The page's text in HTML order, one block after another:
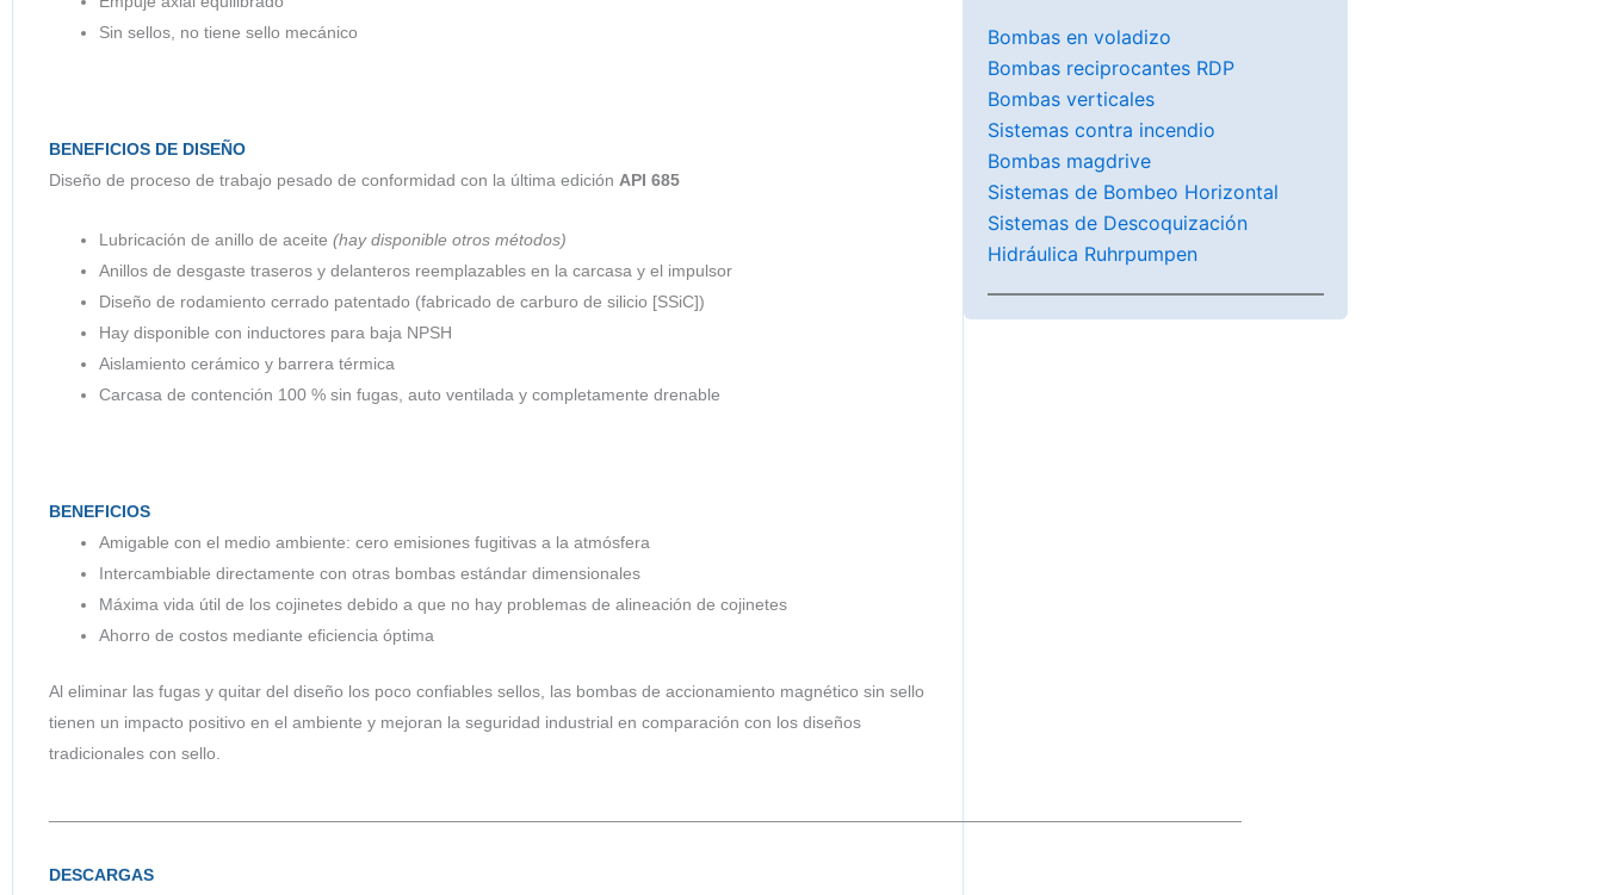
Sin sellos, no tiene sello mecánico
BENEFICIOS DE DISEÑO
Diseño de proceso de trabajo pesado de conformidad con la última edición API 685
Lubricación de anillo de aceite (hay disponible otros métodos)
Anillos de desgaste traseros y delanteros reemplazables en la carcasa y el impulsor
Diseño de rodamiento cerrado patentado (fabricado de carburo de silicio [SSiC])
Hay disponible con inductores para baja NPSH
Aislamiento cerámico y barrera térmica
Carcasa de contención 100 % sin fugas, auto ventilada y completamente drenable
BENEFICIOS
Amigable con el medio ambiente: cero emisiones fugitivas a la atmósfera
Intercambiable directamente con otras bombas estándar dimensionales
Máxima vida útil de los cojinetes debido a que no hay problemas de alineación de cojinetes
Ahorro de costos mediante eficiencia óptima
Al eliminar las fugas y quitar del diseño los poco confiables sellos, las bombas de accionamiento magnético sin sello
tienen un impacto positivo en el ambiente y mejoran la seguridad industrial en comparación con los diseños
tradicionales con sello.
DESCARGAS
Bombas en voladizo
Bombas reciprocantes RDP
Bombas verticales
Sistemas contra incendio
Bombas magdrive
Sistemas de Bombeo Horizontal
Sistemas de Descoquización
Hidráulica Ruhrpumpen